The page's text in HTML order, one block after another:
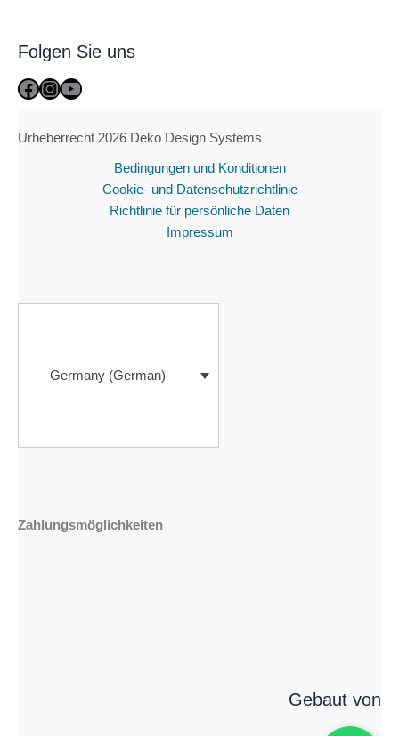
Folgen Sie uns
Facebook
Instagram
YouTube
Urheberrecht 2026 Deko Design Systems
Bedingungen und Konditionen
Cookie- und Datenschutzrichtlinie
Richtlinie für persönliche Daten
Impressum
Germany (German)
Zahlungsmöglichkeiten
Gebaut von